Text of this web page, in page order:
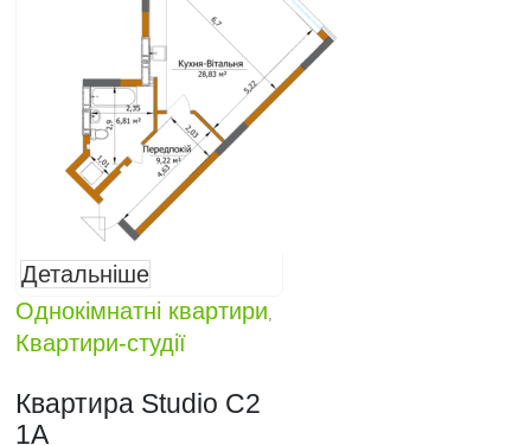
Детальніше
Однокімнатні квартири
Квартири-студії
Квартира Studio C2
1A